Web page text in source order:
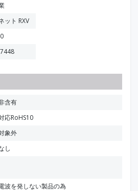
ット RXV
含有
応RoHS10
象外
し
波を発しない製品の為